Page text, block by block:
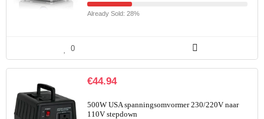
Already Sold: 28%
0
€44.94
500W USA spanningsomvormer 230/220V naar
110V stepdown